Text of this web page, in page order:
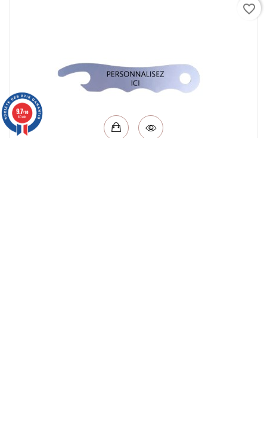
favorite_border
9.7/10
40 avis